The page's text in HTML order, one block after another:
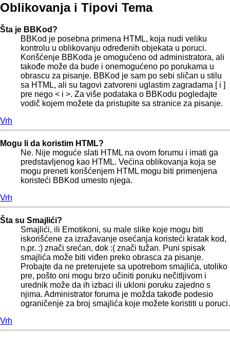
Oblikovanja i Tipovi Tema
Šta je BBKod?
BBKod je posebna primena HTML, koja nudi veliku
kontrolu u oblikovanju određenih objekata u poruci.
Korišćenje BBKoda je omogućeno od administratora, ali
takođe može da bude i onemogućeno po porukama u
obrascu za pisanje. BBKod je sam po sebi sličan u stilu
sa HTML, ali su tagovi zatvoreni uglastim zagradama [ i ]
pre nego < i >. Za više podataka o BBKodu pogledajte
vodič kojem možete da pristupite sa stranice za pisanje.
Vrh
Mogu li da koristim HTML?
Ne. Nije moguće slati HTML na ovom forumu i imati ga
predstavljenog kao HTML. Većina oblikovanja koja se
mogu preneti korišćenjem HTML mogu biti primenjena
koristeći BBKod umesto njega.
Vrh
Šta su Smajlići?
Smajlići, ili Emotikoni, su male slike koje mogu biti
iskorišćene za izražavanje osećanja koristeći kratak kod,
n.pr. :) znači srećan, dok :( znači tužan. Puni spisak
smajlića može biti viđen preko obrasca za pisanje.
Probajte da ne preterujete sa upotrebom smajlića, utoliko
pre, pošto oni mogu brzo učiniti poruku nečitljivom i
urednik može da ih izbaci ili ukloni poruku zajedno s
njima. Administrator foruma je možda takođe podesio
ograničenje za broj smajlića koje možete koristiti u poruci.
Vrh